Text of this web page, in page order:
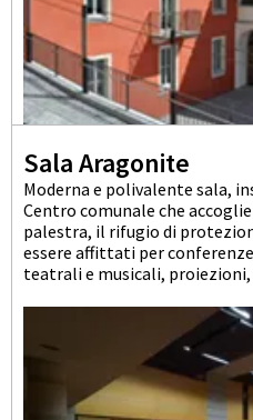
Sala Aragonite
Moderna e polivalente sala,
Centro comunale che
palestra, il rifugio di
essere affittati per
teatrali e musicali,